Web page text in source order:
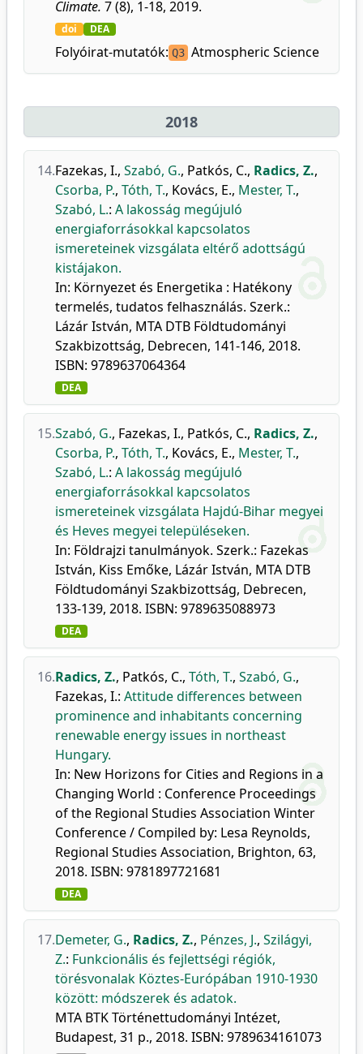
Climate. 7 (8), 1-18, 2019.
doi DEA
Folyóirat-mutatók: Q3 Atmospheric Science
2018
14.Fazekas, I., Szabó, G., Patkós, C., Radics, Z.,
Csorba, P., Tóth, T., Kovács, E., Mester, T.,
Szabó, L.: A lakosság megújuló
energiaforrásokkal kapcsolatos
ismereteinek vizsgálata eltérő adottságú
kistájakon.
In: Környezet és Energetika : Hatékony
termelés, tudatos felhasználás. Szerk.:
Lázár István, MTA DTB Földtudományi
Szakbizottság, Debrecen, 141-146, 2018.
ISBN: 9789637064364
DEA
15.Szabó, G., Fazekas, I., Patkós, C., Radics, Z.,
Csorba, P., Tóth, T., Kovács, E., Mester, T.,
Szabó, L.: A lakosság megújuló
energiaforrásokkal kapcsolatos
ismereteinek vizsgálata Hajdú-Bihar megyei
és Heves megyei településeken.
In: Földrajzi tanulmányok. Szerk.: Fazekas
István, Kiss Emőke, Lázár István, MTA DTB
Földtudományi Szakbizottság, Debrecen,
133-139, 2018. ISBN: 9789635088973
DEA
16.Radics, Z., Patkós, C., Tóth, T., Szabó, G.,
Fazekas, I.: Attitude differences between
prominence and inhabitants concerning
renewable energy issues in northeast
Hungary.
In: New Horizons for Cities and Regions in a
Changing World : Conference Proceedings
of the Regional Studies Association Winter
Conference / Compiled by: Lesa Reynolds,
Regional Studies Association, Brighton, 63,
2018. ISBN: 9781897721681
DEA
17.Demeter, G., Radics, Z., Pénzes, J., Szilágyi,
Z.: Funkcionális és fejlettségi régiók,
törésvonalak Köztes-Európában 1910-1930
között: módszerek és adatok.
MTA BTK Történettudományi Intézet,
Budapest, 31 p., 2018. ISBN: 9789634161073